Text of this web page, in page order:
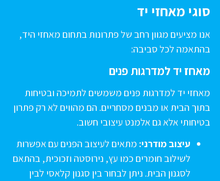
מאחזי יד
מציעים מגוון רחב של פתרונות בתחום מאחזי היד,
לכל סביבה:
יד למדרגות פנים
יד למדרגות פנים משמשים לתמיכה ובטיחות
הבית או מבנים מסחריים. הם מהווים לא רק פתרון
אלא גם אלמנט עיצובי חשוב.
עיצוב מודרני:מתאים לעיצוב הפנים עם אפשרות
לשילוב חומרים כמו עץ, נירוסטה וזכוכית, בהתאם
לסגנון הבית. ניתן לבחור בין סגנון קלאסי לבין